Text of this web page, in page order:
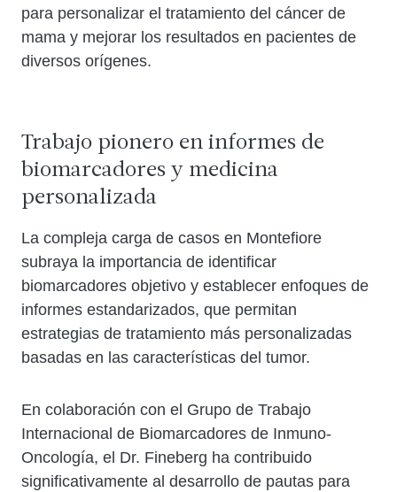
para personalizar el tratamiento del cáncer de
mama y mejorar los resultados en pacientes de
diversos orígenes.
Trabajo pionero en informes de
biomarcadores y medicina
personalizada
La compleja carga de casos en Montefiore
subraya la importancia de identificar
biomarcadores objetivo y establecer enfoques de
informes estandarizados, que permitan
estrategias de tratamiento más personalizadas
basadas en las características del tumor.
En colaboración con el Grupo de Trabajo
Internacional de Biomarcadores de Inmuno-
Oncología, el Dr. Fineberg ha contribuido
significativamente al desarrollo de pautas para